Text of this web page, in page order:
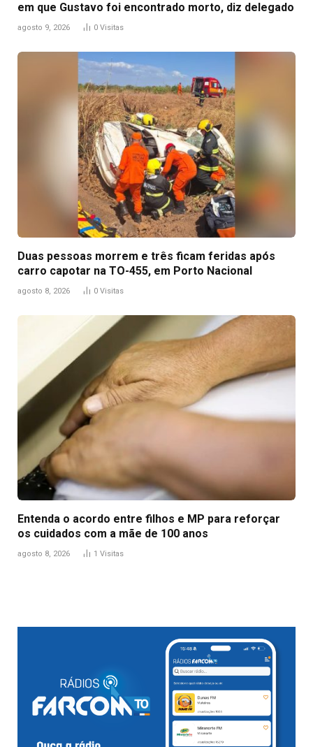
em que Gustavo foi encontrado morto, diz delegado
agosto 9, 2026 0 Visitas
Duas pessoas morrem e três ficam feridas após
carro capotar na TO-455, em Porto Nacional
agosto 8, 2026 0 Visitas
Entenda o acordo entre filhos e MP para reforçar
os cuidados com a mãe de 100 anos
agosto 8, 2026 1 Visitas